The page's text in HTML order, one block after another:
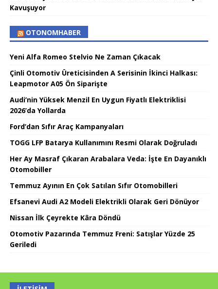
Kavuşuyor
OTONOMHABER
Yeni Alfa Romeo Stelvio Ne Zaman Çıkacak
Çinli Otomotiv Üreticisinden A Serisinin İkinci Halkası:
Leapmotor A05 Ön Siparişte
Audi’nin Yüksek Menzil En Uygun Fiyatlı Elektriklisi
2026’da Yollarda
Ford’dan Sıfır Araç Kampanyaları
TOGG LFP Batarya Kullanımını Resmi Olarak Doğruladı
Her Ay Masraf Çıkaran Arabalara Veda: İşte En Dayanıklı
Otomobiller
Temmuz Ayının En Çok Satılan Sıfır Otomobilleri
Efsanevi Audi A2 Modeli Elektrikli Olarak Geri Dönüyor
Nissan İlk Çeyrekte Kâra Döndü
Otomotiv Pazarında Temmuz Freni: Satışlar Yüzde 25
Geriledi